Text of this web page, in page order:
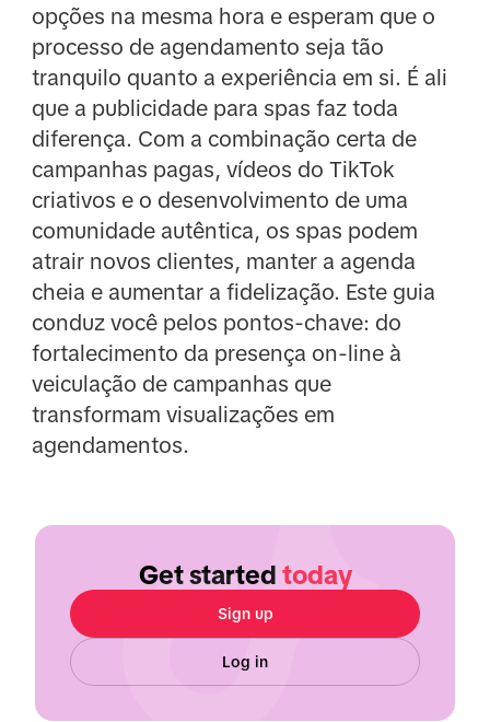
opções na mesma hora e esperam que o
processo de agendamento seja tão
tranquilo quanto a experiência em si. É ali
que a publicidade para spas faz toda
diferença. Com a combinação certa de
campanhas pagas, vídeos do TikTok
criativos e o desenvolvimento de uma
comunidade autêntica, os spas podem
atrair novos clientes, manter a agenda
cheia e aumentar a fidelização. Este guia
conduz você pelos pontos-chave: do
fortalecimento da presença on-line à
veiculação de campanhas que
transformam visualizações em
agendamentos.
Get started today
Sign up
Log in